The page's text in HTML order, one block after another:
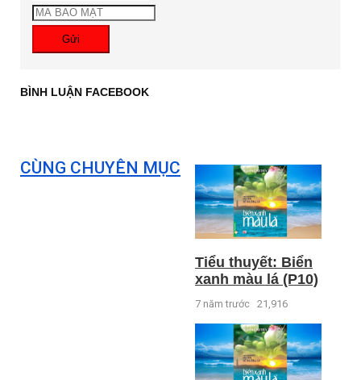
Gửi
BÌNH LUẬN FACEBOOK
CÙNG CHUYÊN MỤC
Tiểu thuyết: Biển
xanh màu lá (P10)
7 năm trước 21,916